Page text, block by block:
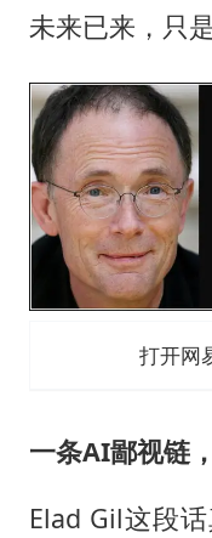
未来已来，只
打开网
一条AI鄙视链
Elad Gil这段